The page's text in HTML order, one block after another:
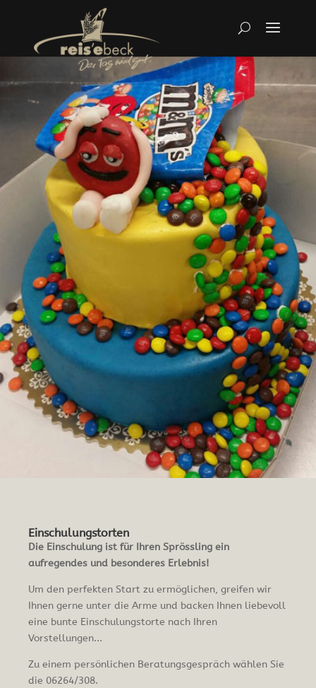
Einschulungstorten
Die Einschulung ist für Ihren Sprössling ein
aufregendes und besonderes Erlebnis!
Um den perfekten Start zu ermöglichen, greifen wir
Ihnen gerne unter die Arme und backen Ihnen liebevoll
eine bunte Einschulungstorte nach Ihren
Vorstellungen...
Zu einem persönlichen Beratungsgespräch wählen Sie
die 06264/308.